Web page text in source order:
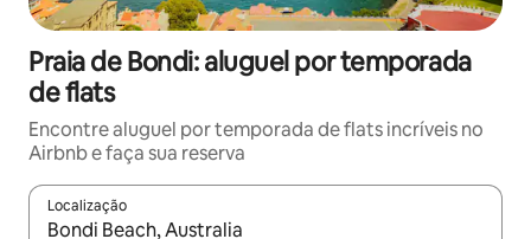
Praia de Bondi: aluguel por temporada
de flats
Encontre aluguel por temporada de flats incríveis no
Airbnb e faça sua reserva
Localização
Quando os resultados estiverem disponíveis, explore-os